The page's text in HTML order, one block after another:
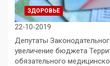
ЗДОРОВЬЕ
22-10-2019
Депутаты
увеличение бюджета
обязательного